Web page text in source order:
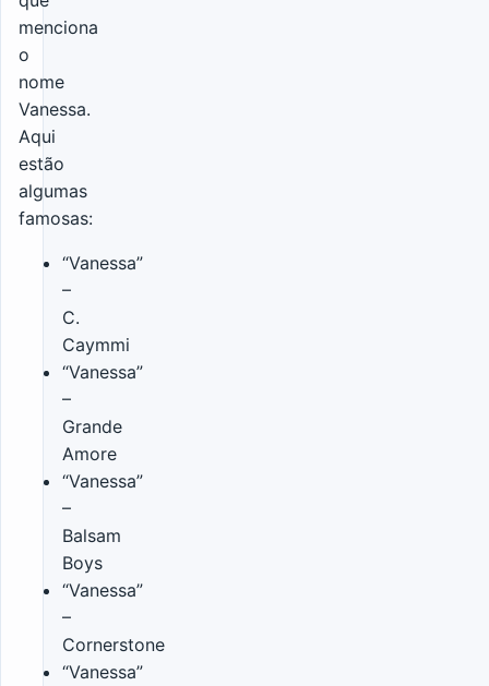
menciona
o
nome
Vanessa.
Aqui
estão
algumas
famosas:
“Vanessa”
–
C.
Caymmi
“Vanessa”
–
Grande
Amore
“Vanessa”
–
Balsam
Boys
“Vanessa”
–
Cornerstone
“Vanessa”